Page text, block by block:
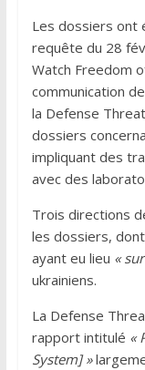
Les dossiers ont
requête du 28
Watch Freedom
communication
la Defense
dossiers
impliquant des
avec des
Trois directions
les dossiers,
ayant eu lieu «
ukrainiens.
La Defense
rapport intitulé «
System] »